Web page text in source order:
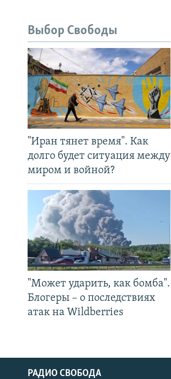
Выбор Свободы
"Иран тянет время". Как
долго будет ситуация между
миром и войной?
"Может ударить, как бомба".
Блогеры – о последствиях
атак на Wildberries
РАДИО СВОБОДА